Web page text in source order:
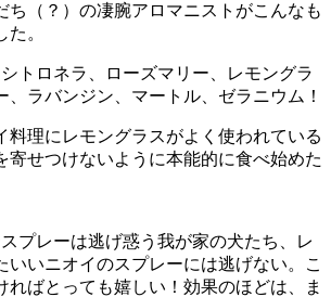
（？）の凄腕アロマニストがこんなも
。
トロネラ、ローズマリー、レモングラ
、ラバンジン、マートル、ゼラニウム！
料理にレモングラスがよく使われている
寄せつけないように本能的に食べ始めた
プレーは逃げ惑う我が家の犬たち、レ
いいニオイのスプレーには逃げない。こ
ればとっても嬉しい！効果のほどは、ま